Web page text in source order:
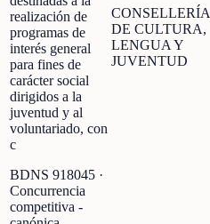
realización de
programas de
interés general
para fines de
carácter social
dirigidos a la
juventud y al
voluntariado, con
c
BDNS 918045 ·
Concurrencia
competitiva -
CONSELLERÍA
DE CULTURA,
LENGUA Y
JUVENTUD